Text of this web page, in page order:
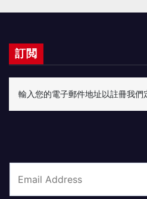
訂閲
輸入您的電子郵件地址以註冊我們